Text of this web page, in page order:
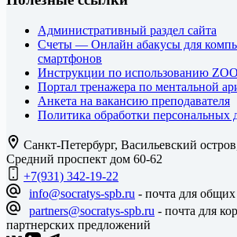
Административный раздел сайта
Счеты — Онлайн абакусы для
смартфонов
Инструкции по использованию
Портал тренажера по ментальной
Анкета на вакансию преподавателя
Политика обработки персональных
Санкт-Петербург, Васильевский
Средний проспект дом 60-62
+7(931) 342-19-22
info@socratys-spb.ru - почта для
partners@socratys-spb.ru - почта для
партнерских предложений